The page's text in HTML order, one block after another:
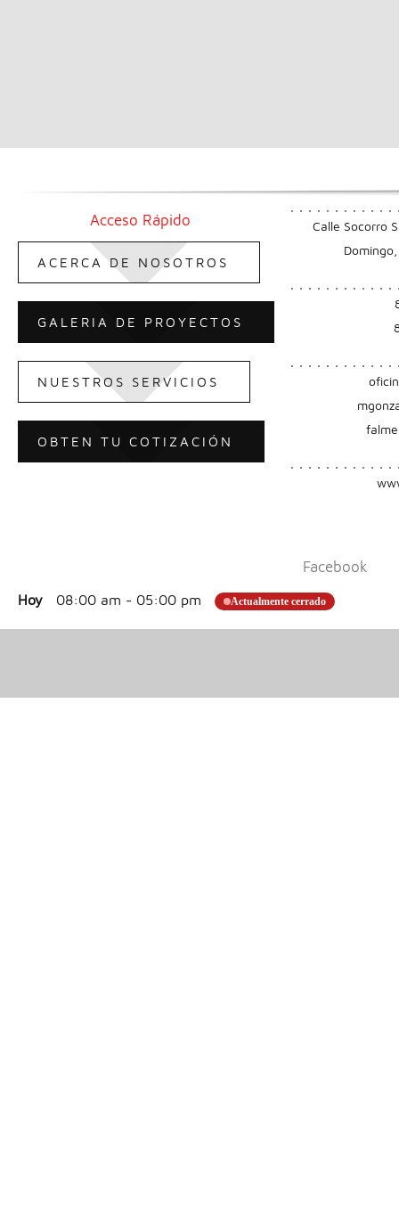
Acceso Rápido
ACERCA DE NOSOTROS
GALERIA DE PROYECTOS
NUESTROS SERVICIOS
OBTEN TU COTIZACIÓN
Calle Socorro
Facebook
Hoy 08:00 am - 05:00 pm Actualmente cerrado